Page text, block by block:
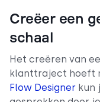
Creëer een
schaal
Het creëren van
klanttraject hoeft
Flow Designer kun